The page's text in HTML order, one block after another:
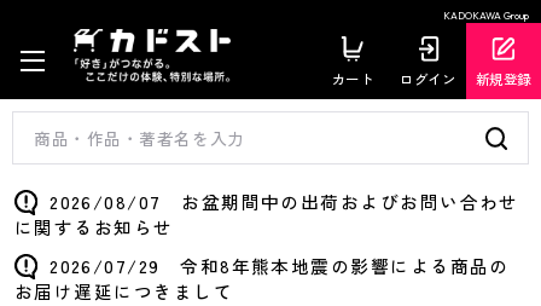
KADOKAWA Group
カート ログイン 新規登録
2026/08/07 お盆期間中の出荷およびお問い合わせ
に関するお知らせ
2026/07/29 令和8年熊本地震の影響による商品の
お届け遅延につきまして